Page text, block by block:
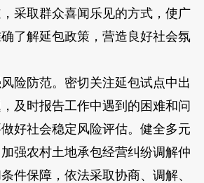
采取群众喜闻乐见的方式，使广
了解延包政策，营造良好社会氛
防范。密切关注延包试点中出
及时报告工作中遇到的困难和问
好社会稳定风险评估。健全多元
强农村土地承包经营纠纷调解仲
件保障，依法采取协商、调解、